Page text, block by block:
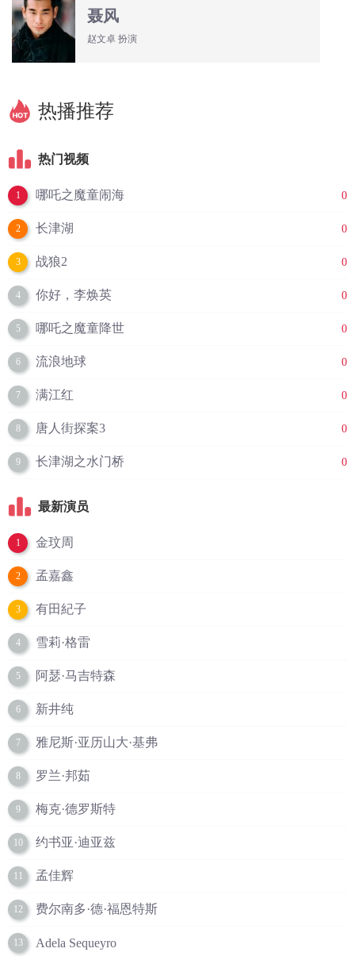
聂风
赵文卓 扮演
热播推荐
热门视频
1 哪吒之魔童闹海 0
2 长津湖 0
3 战狼2 0
4 你好，李焕英 0
5 哪吒之魔童降世 0
6 流浪地球 0
7 满江红 0
8 唐人街探案3 0
9 长津湖之水门桥 0
最新演员
1 金玟周
2 孟嘉鑫
3 有田紀子
4 雪莉·格雷
5 阿瑟·马吉特森
6 新井纯
7 雅尼斯·亚历山大·基弗
8 罗兰·邦茹
9 梅克·德罗斯特
10 约书亚·迪亚兹
11 孟佳辉
12 费尔南多·德·福恩特斯
13 Adela Sequeyro